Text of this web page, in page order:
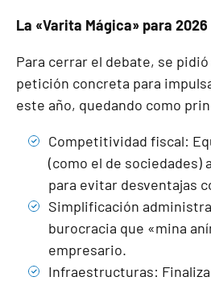
La «Varita Mágica» para 2026
Para cerrar el debate, se
petición concreta para
este año, quedando como
Competitividad fiscal:
(como el de sociedades)
para evitar desventajas
Simplificación
burocracia que «mina
empresario.
Infraestructuras: